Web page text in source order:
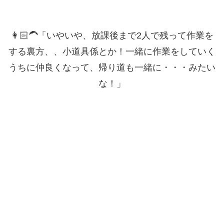
👩🏻‍🦱「いやいや、放課後まで2人で残って作業を
する裏方、、小道具係とか！一緒に作業をしていく
うちに仲良くなって、帰り道も一緒に・・・みたい
な！」